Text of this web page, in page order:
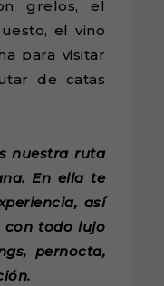
grelos, el
el vino
para visitar
de catas
nuestra ruta
En ella te
así
con todo lujo
pernocta,